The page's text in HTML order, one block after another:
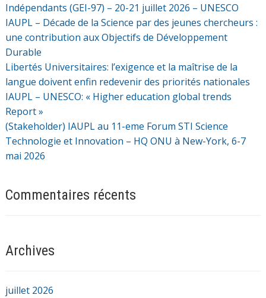
Indépendants (GEI-97) – 20-21 juillet 2026 – UNESCO
IAUPL – Décade de la Science par des jeunes chercheurs :
une contribution aux Objectifs de Développement
Durable
Libertés Universitaires: l’exigence et la maîtrise de la
langue doivent enfin redevenir des priorités nationales
IAUPL – UNESCO: « Higher education global trends
Report »
(Stakeholder) IAUPL au 11-eme Forum STI Science
Technologie et Innovation – HQ ONU à New-York, 6-7
mai 2026
Commentaires récents
Archives
juillet 2026